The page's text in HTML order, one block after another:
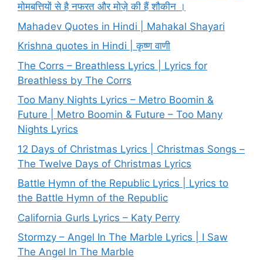
मोमबत्तियों से है नफरत और मोज़े की हैं शौकीन ।
Mahadev Quotes in Hindi | Mahakal Shayari
Krishna quotes in Hindi | कृष्ण वाणी
The Corrs – Breathless Lyrics | Lyrics for
Breathless by The Corrs
Too Many Nights Lyrics – Metro Boomin &
Future | Metro Boomin & Future – Too Many
Nights Lyrics
12 Days of Christmas Lyrics | Christmas Songs –
The Twelve Days of Christmas Lyrics
Battle Hymn of the Republic Lyrics | Lyrics to
the Battle Hymn of the Republic
California Gurls Lyrics – Katy Perry
Stormzy – Angel In The Marble Lyrics | I Saw
The Angel In The Marble